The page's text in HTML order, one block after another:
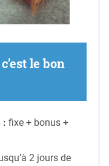
le bon
: fixe + bonus +
2 jours de